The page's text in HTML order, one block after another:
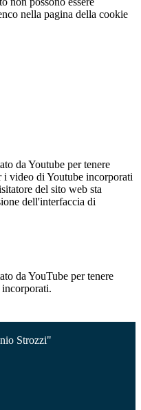
nella pagina della cookie
da Youtube per tenere
i video di Youtube incorporati
del sito web sta
dell'interfaccia di
da YouTube per tenere
Strozzi"